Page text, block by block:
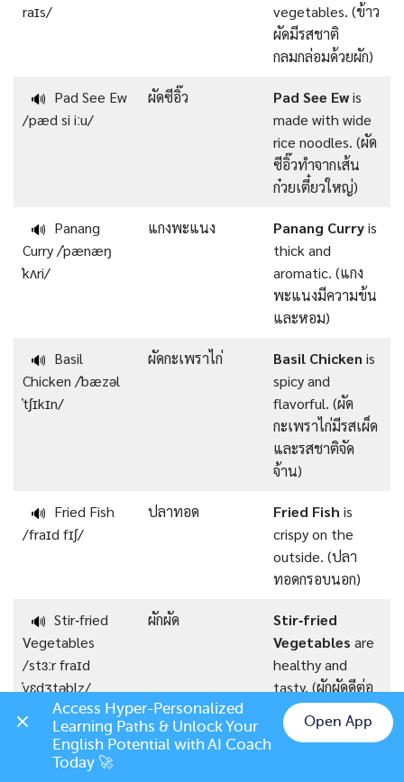
raɪs/
vegetables. (ข้าว
ผัดมีรสชาติ
กลมกล่อมด้วยผัก)
🔊 Pad See Ew
/pæd si iːu/
ผัดซีอิ๊ว Pad See Ewis
made with wide
rice noodles. (ผัด
ซีอิ๊วทำจากเส้น
ก๋วยเตี๋ยวใหญ่)
🔊 Panang
Curry /ˈpænæŋ
ˈkʌri/
แกงพะแนง Panang Curryis
thick and
aromatic. (แกง
พะแนงมีความข้น
และหอม)
🔊 Basil
Chicken /ˈbæzəl
ˈtʃɪkɪn/
ผัดกะเพราไก่ Basil Chicken is
spicy and
flavorful. (ผัด
กะเพราไก่มีรสเผ็ด
และรสชาติจัด
จ้าน)
🔊 Fried Fish
/fraɪd fɪʃ/
ปลาทอด Fried Fish is
crispy on the
outside. (ปลา
ทอดกรอบนอก)
🔊 Stir‑fried
Vegetables
/stɜːr fraɪd
ˈvɛdʒtəblz/
ผักผัด
Stir‑fried
Vegetables are
healthy and
tasty. (ผักผัดดีต่อ
สุขภาพและอร่อย)
Grilled Pork
/ɡrɪld pɔːrk/
หมูย่าง Chat on LINE
Access Hyper-Personalized
Learning Paths & Unlock Your
English Potential with AI Coach
Today 🚀
Open App